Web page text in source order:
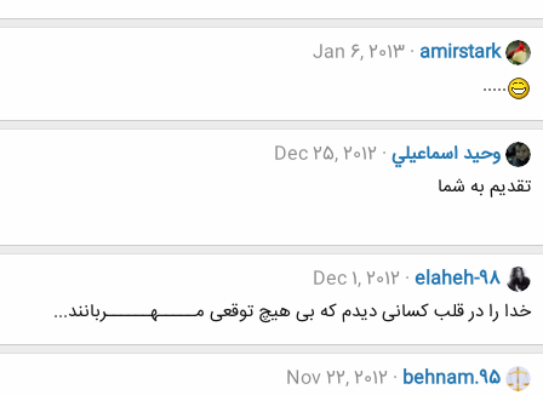
amirstark
Jan 6, 2013
.....
وحيد اسماعيلي Dec 25, 2012
تقدیم به شما
elaheh-98
Dec 1, 2012
خدا را در قلب کسانی دیدم که بی هیچ توقعی مـــــهــــــربانند...
behnam.95
Nov 22, 2012